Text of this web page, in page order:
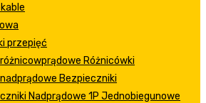
przepięć
Różnicówki
Bezpieczniki
Nadprądowe 1P Jednobiegunowe